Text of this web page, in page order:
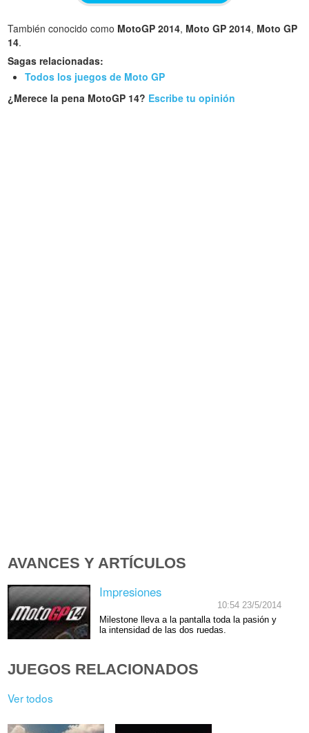
También conocido como MotoGP 2014, Moto GP 2014, Moto GP
14.
Sagas relacionadas:
Todos los juegos de Moto GP
¿Merece la pena MotoGP 14? Escribe tu opinión
AVANCES Y ARTÍCULOS
Impresiones
10:54 23/5/2014
Milestone lleva a la pantalla toda la pasión y
la intensidad de las dos ruedas.
JUEGOS RELACIONADOS
Ver todos